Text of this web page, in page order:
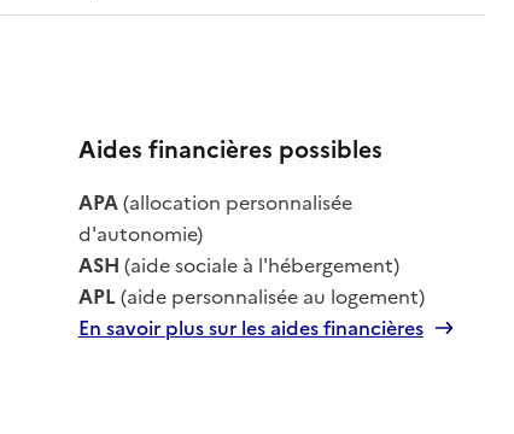
Aides financières possibles
APA(allocation personnalisée
d'autonomie)
ASH (aide sociale à l'hébergement)
APL(aide personnalisée au logement)
En savoir plus sur les aides financières